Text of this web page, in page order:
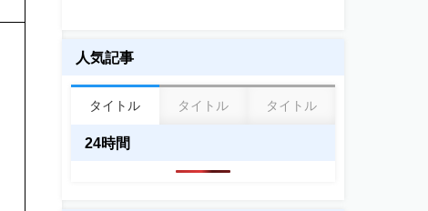
人気記事
タイトル タイトル タイトル
24時間